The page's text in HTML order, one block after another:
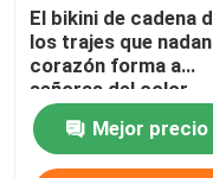
Traje de baño de
Traje de baño de
Traje de baño
El bikini de cadena
los trajes que
corazón forma a
señoras del color
sólido el bikini
atractivo del traje de
baño
Mejor precio